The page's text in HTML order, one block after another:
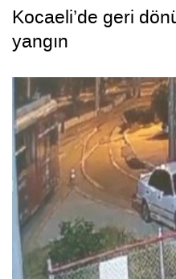
Kocaeli’de geri
yangın